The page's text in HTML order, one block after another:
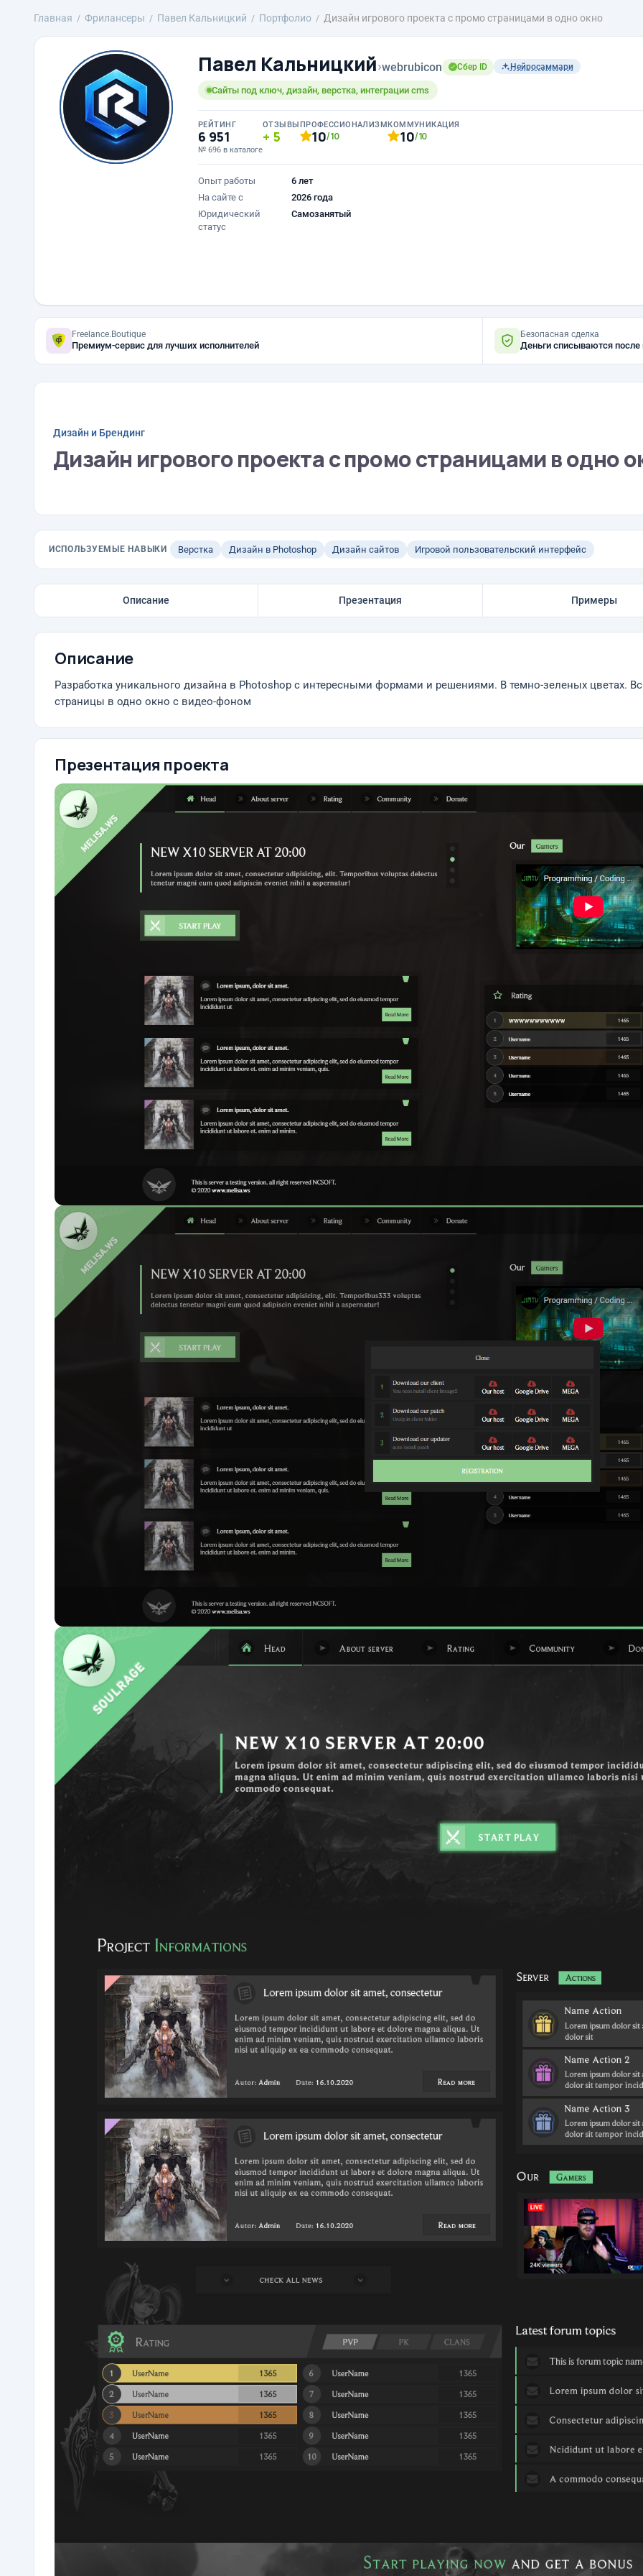
Главная Фрилансеры Павел Кальницкий Портфолио Дизайн игрового проекта с промо страницами в одно окно
Павел Кальницкий›webrubicon Сбер ID Нейросаммари
Сайты под ключ, дизайн, верстка, интеграции cms
РЕЙТИНГ
6 951
№ 696 в каталоге
ОТЗЫВЫ
5
ПРОФЕССИОНАЛИЗМ
10/10
КОММУНИКАЦИЯ
10/10
Опыт работы
6 лет
На сайте с
2026 года
Юридический
статус
Самозанятый
Freelance.Boutique
Премиум-сервис для лучших исполнителей
Безопасная сделка
Деньги списываются после
Дизайн и Брендинг
Дизайн игрового проекта с промо страницами в одно
ИСПОЛЬЗУЕМЫЕ НАВЫКИ Верстка Дизайн в Photoshop Дизайн сайтов Игровой пользовательский интерфейс
Описание Презентация Примеры
Описание
Разработка уникального дизайна в Photoshop с интересными формами и решениями. В темно-зеленых цветах.
страницы в одно окно с видео-фоном
Презентация проекта